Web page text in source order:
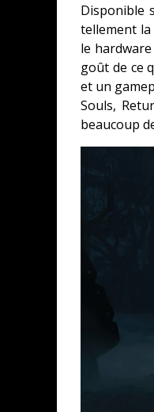
Disponible
tellement la
le
goût de ce
et un
Souls,
beaucoup